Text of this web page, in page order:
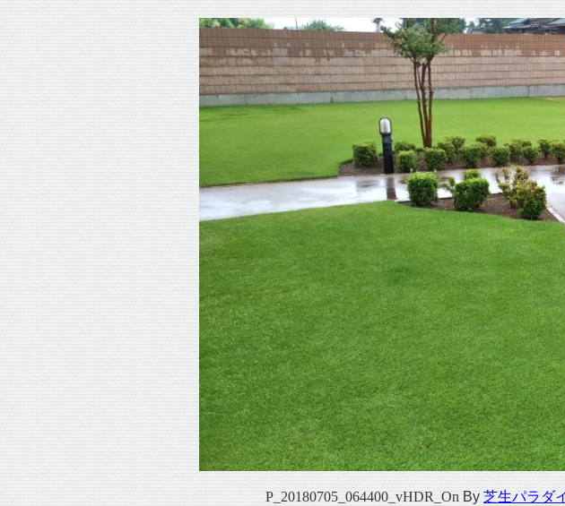
P_20180705_064400_vHDR_On By 芝生パラダ